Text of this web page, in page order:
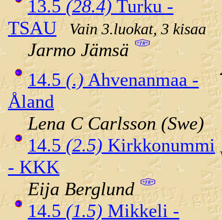
13.5 (28.4) Turku -
TSAU Vain 3.luokat, 3 kisaa
Jarmo Jämsä
14.5(.)Ahvenanmaa -
Åland
Lena C Carlsson (Swe)
14.5(2.5) Kirkkonummi
- KKK
Eija Berglund
14.5 (1.5) Mikkeli -